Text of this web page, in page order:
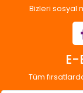
Bizleri sosyal
Tüm